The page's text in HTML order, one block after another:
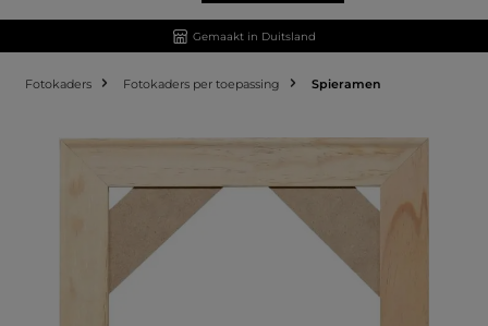
Gemaakt in Duitsland
Fotokaders Fotokaders per toepassing Spieramen
Afbeeldingengalerij overslaan